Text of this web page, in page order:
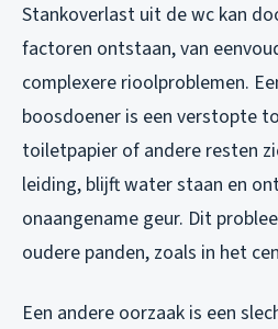
Stankoverlast uit de wc kan
factoren ontstaan, van
complexere rioolproblemen.
boosdoener is een verstopte
toiletpapier of andere resten
leiding, blijft water staan en
onaangename geur. Dit
oudere panden, zoals in het
Een andere oorzaak is een